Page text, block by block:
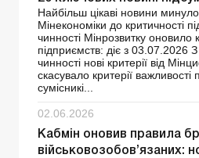
Найбільш цікаві новини
Мінекономіки до критичності
чинності Мінрозвитку оновило
підприємств: діє з 03.07.2026
чинності нові критерії від
скасувало критерії
сумісникі...
02.06.2026
Кабмін оновив правила
військовозобов’язаних: